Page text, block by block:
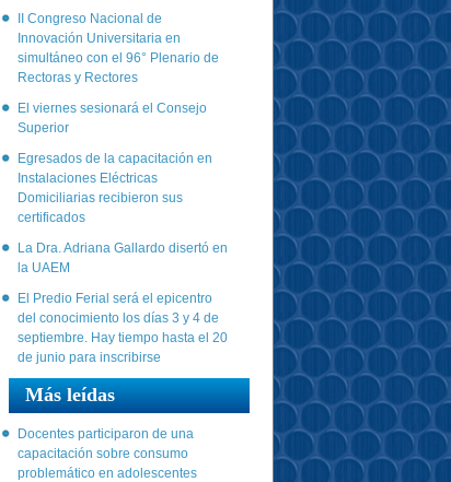
II Congreso Nacional de
Innovación Universitaria en
simultáneo con el 96° Plenario de
Rectoras y Rectores
El viernes sesionará el Consejo
Superior
Egresados de la capacitación en
Instalaciones Eléctricas
Domiciliarias recibieron sus
certificados
La Dra. Adriana Gallardo disertó en
la UAEM
El Predio Ferial será el epicentro
del conocimiento los días 3 y 4 de
septiembre. Hay tiempo hasta el 20
de junio para inscribirse
Más leídas
Docentes participaron de una
capacitación sobre consumo
problemático en adolescentes